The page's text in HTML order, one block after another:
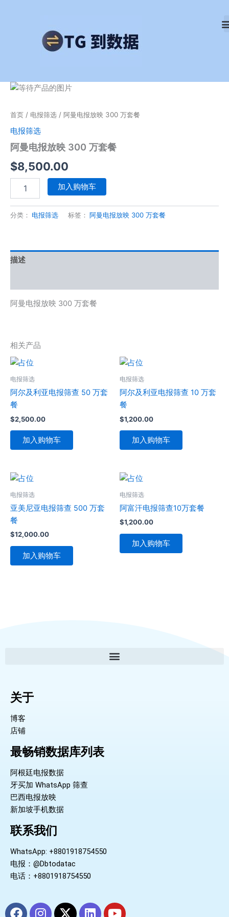
首页 / 电报筛选 / 阿曼电报放映 300 万套餐
电报筛选
阿曼电报放映 300 万套餐
$8,500.00
阿
报
放
映
300
套
餐
量
加入购物车
分类： 电报筛选 标签： 阿曼电报放映 300 万套餐
描述
阿曼电报放映 300 万套餐
相关产品
电报筛选
阿尔及利亚电报筛查 50 万套
餐
$2,500.00
加入购物车
电报筛选
阿尔及利亚电报筛查 10 万套
餐
$1,200.00
加入购物车
电报筛选
亚美尼亚电报筛查 500 万套
餐
$12,000.00
加入购物车
电报筛选
阿富汗电报筛查10万套餐
$1,200.00
加入购物车
关于
博客
店铺
最畅销数据库列表
阿根廷电报数据
牙买加 WhatsApp 筛查
巴西电报放映
新加坡手机数据
联系我们
WhatsApp: +8801918754550
电报：@Dbtodatac
电话：+8801918754550
F
I
X
L
Y